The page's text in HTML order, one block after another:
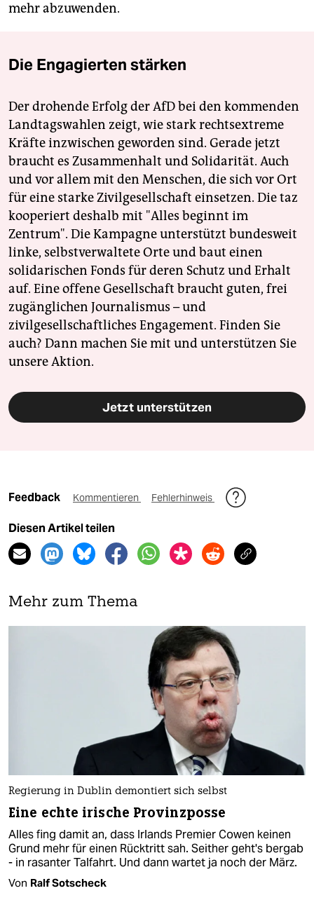
mehr abzuwenden.
Die Engagierten stärken
Der drohende Erfolg der AfD bei den kommenden
Landtagswahlen zeigt, wie stark rechtsextreme
Kräfte inzwischen geworden sind. Gerade jetzt
braucht es Zusammenhalt und Solidarität. Auch
und vor allem mit den Menschen, die sich vor Ort
für eine starke Zivilgesellschaft einsetzen. Die taz
kooperiert deshalb mit "Alles beginnt im
Zentrum". Die Kampagne unterstützt bundesweit
linke, selbstverwaltete Orte und baut einen
solidarischen Fonds für deren Schutz und Erhalt
auf. Eine offene Gesellschaft braucht guten, frei
zugänglichen Journalismus – und
zivilgesellschaftliches Engagement. Finden Sie
auch? Dann machen Sie mit und unterstützen Sie
unsere Aktion.
Jetzt unterstützen
Feedback Kommentieren Fehlerhinweis
Diesen Artikel teilen
Mehr zum Thema
Regierung in Dublin demontiert sich selbst
Eine echte irische Provinzposse
Alles fing damit an, dass Irlands Premier Cowen keinen
Grund mehr für einen Rücktritt sah. Seither geht's bergab
- in rasanter Talfahrt. Und dann wartet ja noch der März.
Von Ralf Sotscheck